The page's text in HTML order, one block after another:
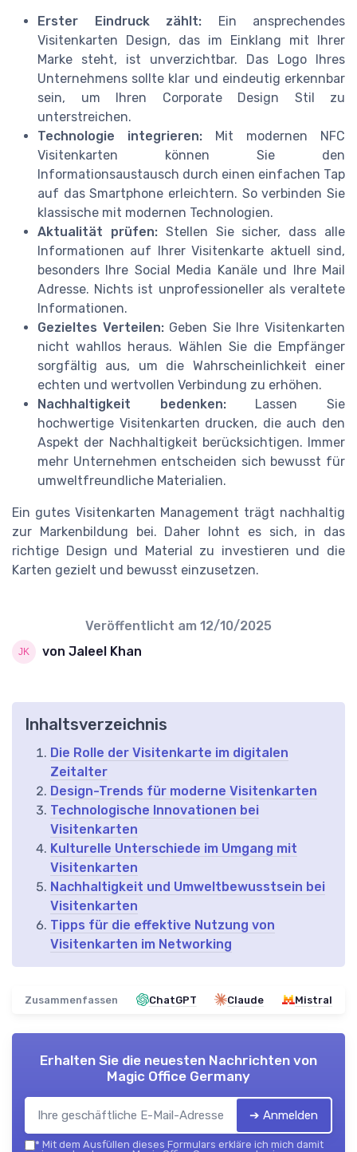
Erster Eindruck zählt: Ein ansprechendes
Visitenkarten Design, das im Einklang mit Ihrer
Marke steht, ist unverzichtbar. Das Logo Ihres
Unternehmens sollte klar und eindeutig erkennbar
sein, um Ihren Corporate Design Stil zu
unterstreichen.
Technologie integrieren: Mit modernen NFC
Visitenkarten können Sie den
Informationsaustausch durch einen einfachen Tap
auf das Smartphone erleichtern. So verbinden Sie
klassische mit modernen Technologien.
Aktualität prüfen:Stellen Sie sicher, dass alle
Informationen auf Ihrer Visitenkarte aktuell sind,
besonders Ihre Social Media Kanäle und Ihre Mail
Adresse. Nichts ist unprofessioneller als veraltete
Informationen.
Gezieltes Verteilen:Geben Sie Ihre Visitenkarten
nicht wahllos heraus. Wählen Sie die Empfänger
sorgfältig aus, um die Wahrscheinlichkeit einer
echten und wertvollen Verbindung zu erhöhen.
Nachhaltigkeit bedenken:Lassen Sie
hochwertige Visitenkarten drucken, die auch den
Aspekt der Nachhaltigkeit berücksichtigen. Immer
mehr Unternehmen entscheiden sich bewusst für
umweltfreundliche Materialien.
Ein gutes Visitenkarten Management trägt nachhaltig
zur Markenbildung bei. Daher lohnt es sich, in das
richtige Design und Material zu investieren und die
Karten gezielt und bewusst einzusetzen.
Veröffentlicht am 12/10/2025
von Jaleel Khan
Inhaltsverzeichnis
Die Rolle der Visitenkarte im digitalen
Zeitalter
Design-Trends für moderne Visitenkarten
Technologische Innovationen bei
Visitenkarten
Kulturelle Unterschiede im Umgang mit
Visitenkarten
Nachhaltigkeit und Umweltbewusstsein bei
Visitenkarten
Tipps für die effektive Nutzung von
Visitenkarten im Networking
Zusammenfassen ChatGPT Claude Mistral
Erhalten Sie die neuesten Nachrichten von
Magic Office Germany
➔ Anmelden
* Mit dem Ausfüllen dieses Formulars erkläre ich mich damit